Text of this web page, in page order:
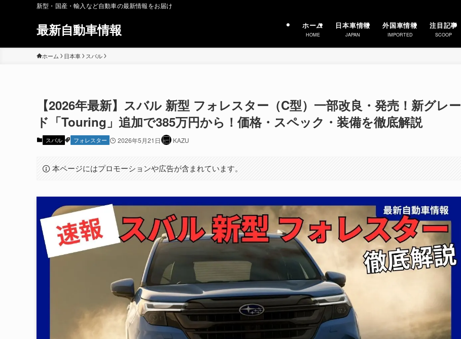
新型・国産・輸入など自動車の最新情報をお届け
最新自動車情報 ホーム
HOME
日本車情報
JAPAN
外国車情報
IMPORTED
注目記事
SCOOP
ホーム 日本車 スバル
【2026年最新】スバル 新型 フォレスター（C型）一部改良・発売！新グレー
ド「Touring」追加で385万円から！価格・スペック・装備を徹底解説
スバル フォレスター 2026年5月21日 KAZU
本ページにはプロモーションや広告が含まれています。